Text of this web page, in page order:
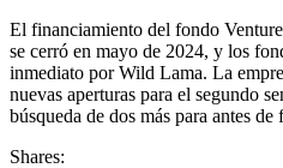
El financiamiento del fondo
se cerró en mayo de 2024, y los
inmediato por Wild Lama. La
nuevas aperturas para el segundo
búsqueda de dos más para antes
Shares: